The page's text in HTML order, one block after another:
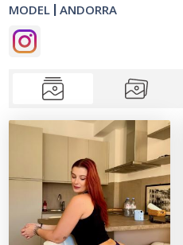
MODEL |ANDORRA